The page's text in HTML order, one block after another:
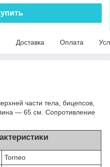
Доставка Оплата
части тела, бицепсов,
— 65 см. Сопротивление
Torneo